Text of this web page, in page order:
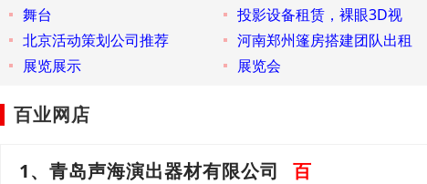
舞台
投影设备租赁，裸眼3D视
北京活动策划公司推荐
河南郑州篷房搭建团队出租
展览展示
展览会
百业网店
1、青岛声海演出器材有限公司 百